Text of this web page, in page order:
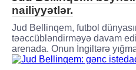
nailiyyətlər.
Jud Bellinqem, futbol
təəccübləndirməyə davam
arenada. Onun İngiltərə